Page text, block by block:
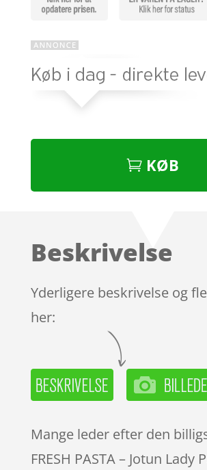
KØB
Beskrivelse
Yderligere beskrivelse og
her:
Mange leder efter den
FRESH PASTA – Jotun Lady